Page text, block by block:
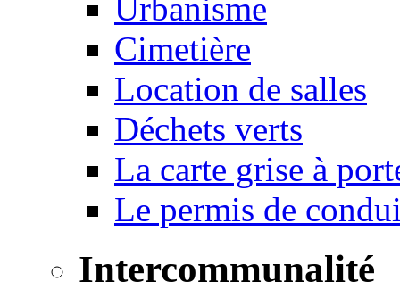
Urbanisme
Cimetière
Location de salles
Déchets verts
La carte grise à
Le permis de
Intercommunalité